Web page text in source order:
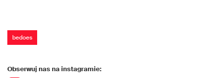
bedoes
Obserwuj nas na instagramie: